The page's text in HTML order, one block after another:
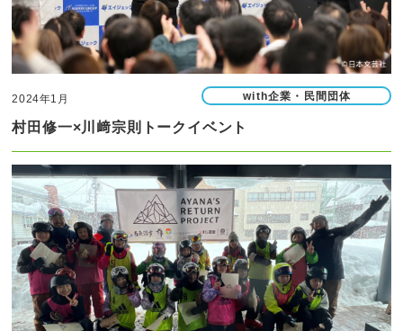
2024年1月 with企業・民間団体
村田修一×川﨑宗則トークイベント